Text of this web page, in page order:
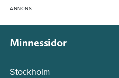
Minnessidor
Stockholm